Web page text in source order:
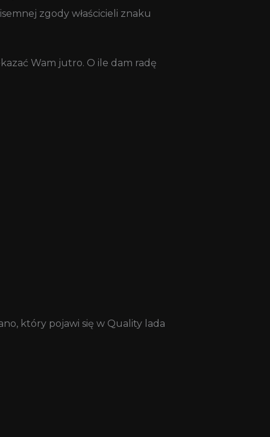
zgody właścicieli znaku
Wam jutro. O ile dam radę
który pojawi się w Quality lada